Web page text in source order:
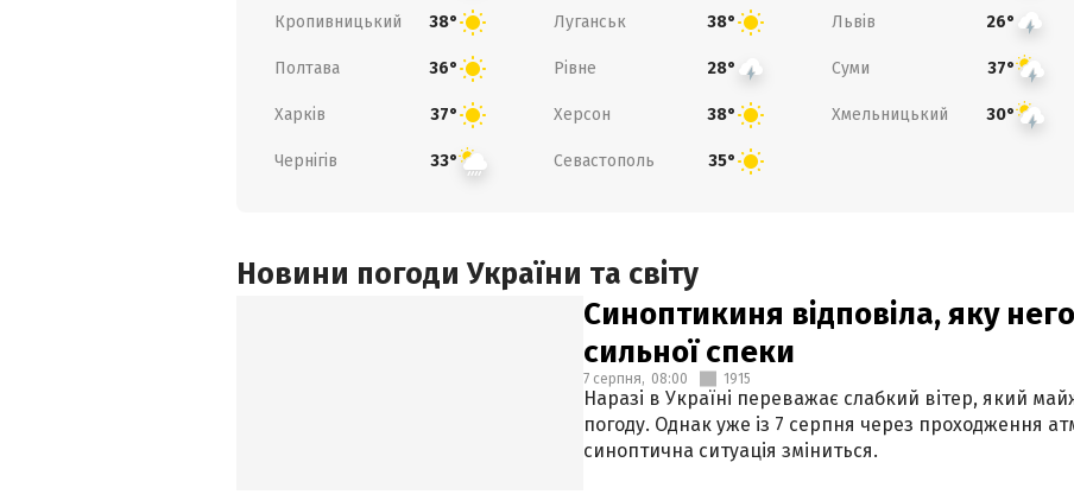
Кропивницький 38° Луганськ 38° Львів 26°
Полтава 36° Рівне 28° Суми 37°
Харків 37° Херсон 38° Хмельницький 30°
Чернігів 33° Севастополь 35°
Новини погоди України та світу
Синоптикиня відповіла, яку
сильної спеки
7 серпня, 08:00 1915
Наразі в Україні переважає слабкий вітер, який
погоду. Однак уже із 7 серпня через проходження
синоптична ситуація зміниться.